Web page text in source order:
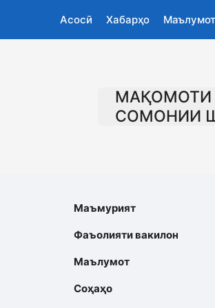
Асосӣ Хабарҳо Маълумот
МАҚОМОТИ
СОМОНИИ
Маъмурият
Фаъолияти вакилон
Маълумот
Соҳаҳо